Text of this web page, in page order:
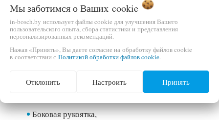
Шлифовальный диск:
115 мм (4½)
Размер посадочного отверстия:
Резьба шпинделя:
M14
Комплектация
Боковая рукоятка,
Мы заботимся о Ваших cookie
in-bosch.by использует файлы cookie для улучшения Вашего
пользовательского опыта, сбора статистики и представления
персонализированных рекомендаций.
Нажав «Принять», Вы даете согласие на обработку файлов cookie
в соответствии с Политикой обработки файлов cookie.
Отклонить Настроить Принять